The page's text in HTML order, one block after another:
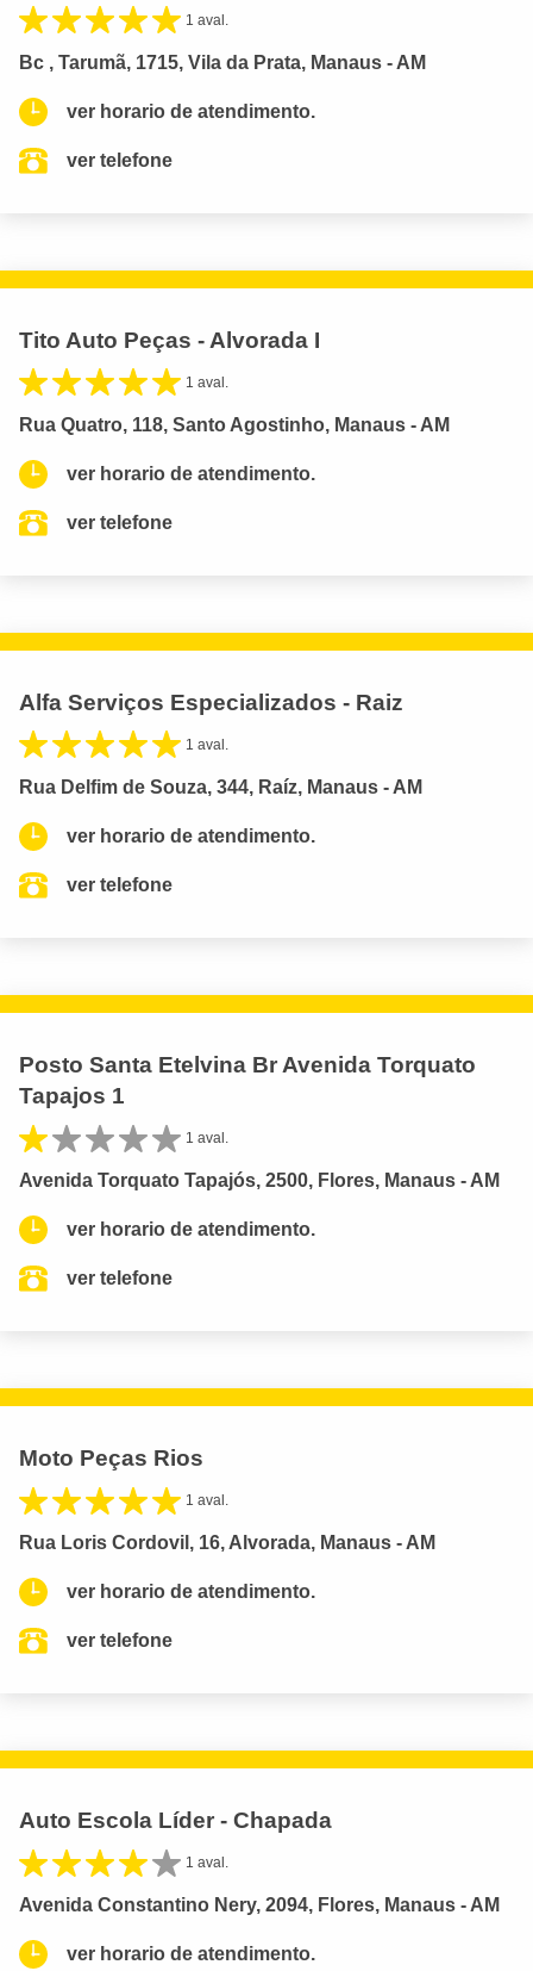
1 aval.
Bc , Tarumã, 1715, Vila da Prata, Manaus - AM
ver horario de atendimento.
ver telefone
Tito Auto Peças - Alvorada I
1 aval.
Rua Quatro, 118, Santo Agostinho, Manaus - AM
ver horario de atendimento.
ver telefone
Alfa Serviços Especializados - Raiz
1 aval.
Rua Delfim de Souza, 344, Raíz, Manaus - AM
ver horario de atendimento.
ver telefone
Posto Santa Etelvina Br Avenida Torquato
Tapajos 1
1 aval.
Avenida Torquato Tapajós, 2500, Flores, Manaus - AM
ver horario de atendimento.
ver telefone
Moto Peças Rios
1 aval.
Rua Loris Cordovil, 16, Alvorada, Manaus - AM
ver horario de atendimento.
ver telefone
Auto Escola Líder - Chapada
1 aval.
Avenida Constantino Nery, 2094, Flores, Manaus - AM
ver horario de atendimento.